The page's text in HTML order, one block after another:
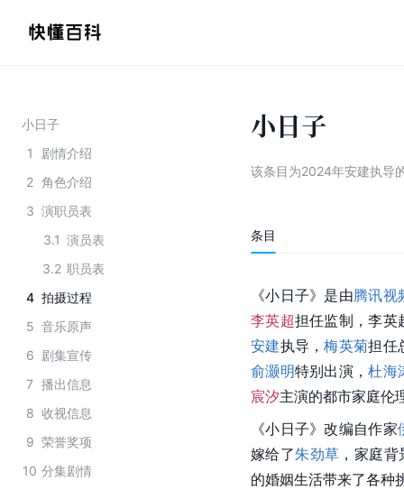
小日子
1
剧情介绍
2 角色介绍
3 演职员表
3.1 演员表
3.2 职员表
4 拍摄过程
5 音乐原声
6 剧集宣传
7 播出信息
8 收视信息
9 荣誉奖项
10 分集剧情
小日子
该条目为2024年安建执导
条目
《小日子》是由腾讯视
李英超担任监制，李英
安建执导，梅英菊担任
俞灏明特别出演，杜海
宸汐主演的都市家庭伦
《小日子》改编自作家
嫁给了朱劲草 ，家庭
的婚姻生活带来了各种